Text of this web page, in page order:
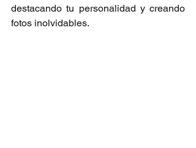
destacando tu personalidad y creando
fotos inolvidables.